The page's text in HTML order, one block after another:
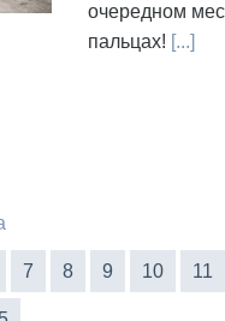
очередном
пальцах! [...]
7 8 9 10 11